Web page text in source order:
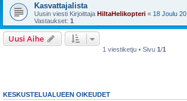
Kasvattajalista
Uusin viesti Kirjoittaja HiltaHelikopteri « 18 Joulu
Vastaukset: 1
Uusi Aihe
1 viestiketju • Sivu 1/1
KESKUSTELUALUEEN OIKEUDET